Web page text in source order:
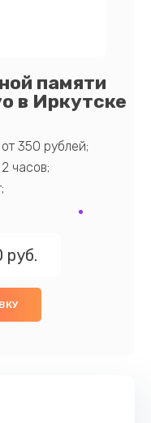
памяти
в Иркутске
350 рублей;
часов;
руб.